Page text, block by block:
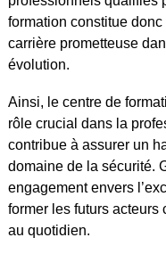
formation constitue
carrière prometteuse
évolution.
Ainsi, le centre de
rôle crucial dans la
contribue à assurer un
domaine de la sécurité.
engagement envers
former les futurs
au quotidien.